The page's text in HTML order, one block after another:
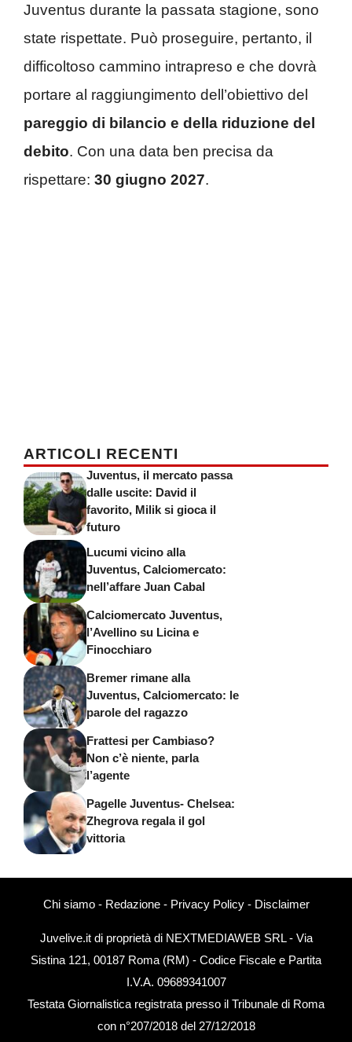
Juventus durante la passata stagione, sono
state rispettate. Può proseguire, pertanto, il
difficoltoso cammino intrapreso e che dovrà
portare al raggiungimento dell’obiettivo del
pareggio di bilancio e della riduzione del
debito. Con una data ben precisa da
rispettare: 30 giugno 2027.
ARTICOLI RECENTI
Juventus, il mercato passa
dalle uscite: David il
favorito, Milik si gioca il
futuro
Lucumi vicino alla
Juventus, Calciomercato:
nell’affare Juan Cabal
Calciomercato Juventus,
l’Avellino su Licina e
Finocchiaro
Bremer rimane alla
Juventus, Calciomercato: le
parole del ragazzo
Frattesi per Cambiaso?
Non c’è niente, parla
l’agente
Pagelle Juventus- Chelsea:
Zhegrova regala il gol
vittoria
Chi siamo- Redazione- Privacy Policy- Disclaimer
Juvelive.it di proprietà di NEXTMEDIAWEB SRL - Via
Sistina 121, 00187 Roma (RM) - Codice Fiscale e Partita
I.V.A. 09689341007
Testata Giornalistica registrata presso il Tribunale di Roma
con n°207/2018 del 27/12/2018